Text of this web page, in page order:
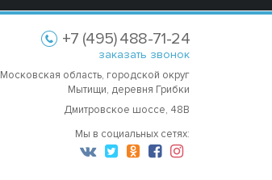
+7 (495) 488-71-24
заказать звонок
Московская область, городской округ
Мытищи, деревня Грибки
Дмитровское шоссе, 48В
Мы в социальных сетях: